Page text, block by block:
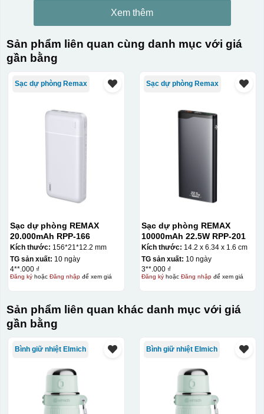
Xem thêm
Sản phẩm liên quan cùng danh mục với giá
gần bằng
Sạc dự phòng Remax
Sạc dự phòng REMAX
20.000mAh RPP-166
Kích thước: 156*21*12.2 mm
TG sản xuất: 10 ngày
4**.000 ₫
Đăng kýhoặc Đăng nhậpđể xem giá
Sạc dự phòng Remax
Sạc dự phòng REMAX
10000mAh 22.5W RPP-201
Kích thước: 14.2 x 6.34 x 1.6 cm
TG sản xuất: 10 ngày
3**.000 ₫
Đăng kýhoặc Đăng nhậpđể xem giá
Sản phẩm liên quan khác danh mục với giá
gần bằng
Bình giữ nhiệt Elmich Bình giữ nhiệt Elmich